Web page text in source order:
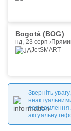
Bogotá (BOG)
нд, 23 серп.
JetSMART
Зверніть
актуальну